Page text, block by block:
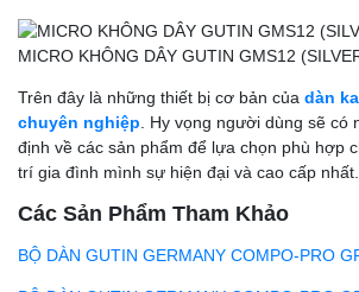
MICRO KHÔNG DÂY GUTIN GMS12
Trên đây là những thiết bị cơ bản của dàn
chuyên nghiệp . Hy vọng người dùng sẽ
định về các sản phẩm để lựa chọn phù hợp
trí gia đình mình sự hiện đại và cao cấp nhất.
Các Sản Phẩm Tham Khảo
BỘ DÀN GUTIN GERMANY COMPO-PRO